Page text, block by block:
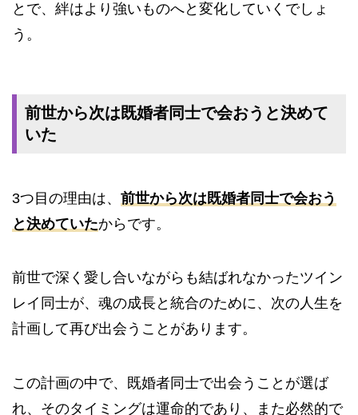
とで、絆はより強いものへと変化していくでしょ
う。
前世から次は既婚者同士で会おうと決めて
いた
3つ目の理由は、 前世から次は既婚者同士で会おう
と決めていたからです。
前世で深く愛し合いながらも結ばれなかったツイン
レイ同士が、魂の成長と統合のために、次の人生を
計画して再び出会うことがあります。
この計画の中で、既婚者同士で出会うことが選ば
れ、そのタイミングは運命的であり、また必然的で